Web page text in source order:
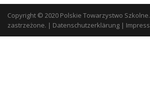
Copyright © 2020 Polskie Towarzystwo
zastrzeżone. | Datenschutzerklärung |